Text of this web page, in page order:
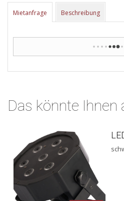
Mietanfrage Beschreibung
Das könnte